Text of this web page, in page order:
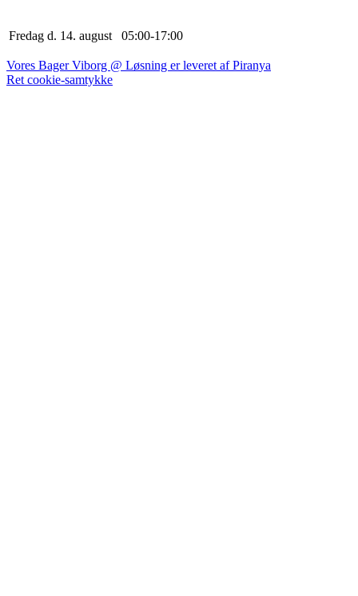
Fredag d. 14. august 05:00-17:00
Vores Bager Viborg @ Løsning er leveret af Piranya
Ret cookie-samtykke